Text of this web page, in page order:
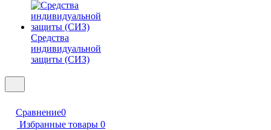
Средства
индивидуальной
защиты (СИЗ)
Сравнение0
Избранные товары 0